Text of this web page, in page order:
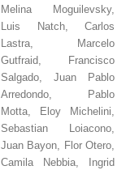
Melina Moguilevsky,
Luis Natch, Carlos
Lastra, Marcelo
Gutfraid, Francisco
Salgado, Juan Pablo
Arredondo, Pablo
Motta, Eloy Michelini,
Sebastian Loiacono,
Juan Bayon, Flor Otero,
Camila Nebbia, Ingrid